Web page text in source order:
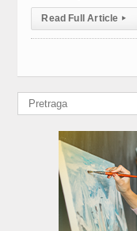
Read Full Article ▸